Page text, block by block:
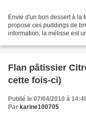
Envie d'un bon dessert à la
propose ces puddings de
information, la mélisse est
Flan pâtissier
cette fois-ci)
Publié le 07/04/2010 à
Par karine100705